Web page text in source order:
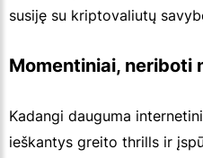
susiję su kriptovaliutų
Momentiniai, neriboti
Kadangi dauguma
ieškantys greito thrills ir